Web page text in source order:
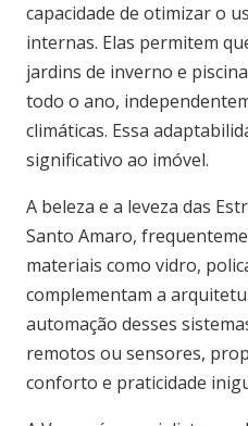
capacidade de otimizar o
internas. Elas permitem
jardins de inverno e
todo o ano,
climáticas. Essa
significativo ao imóvel.
A beleza e a leveza das
Santo Amaro,
materiais como vidro,
complementam a
automação desses
remotos ou sensores,
conforto e praticidade